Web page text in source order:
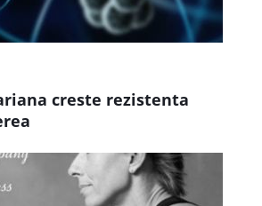
creste rezistenta